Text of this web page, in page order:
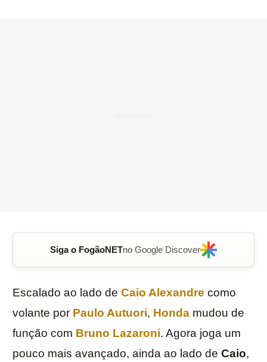
Siga o FogãoNETno Google Discover
Escalado ao lado de Caio Alexandre como
volante por Paulo Autuori, Honda mudou de
função com Bruno Lazaroni. Agora joga um
pouco mais avançado, ainda ao lado de Caio,